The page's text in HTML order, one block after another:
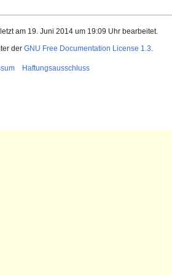
am 19. Juni 2014 um 19:09 Uhr bearbeitet.
der GNU Free Documentation License 1.3.
Haftungsausschluss